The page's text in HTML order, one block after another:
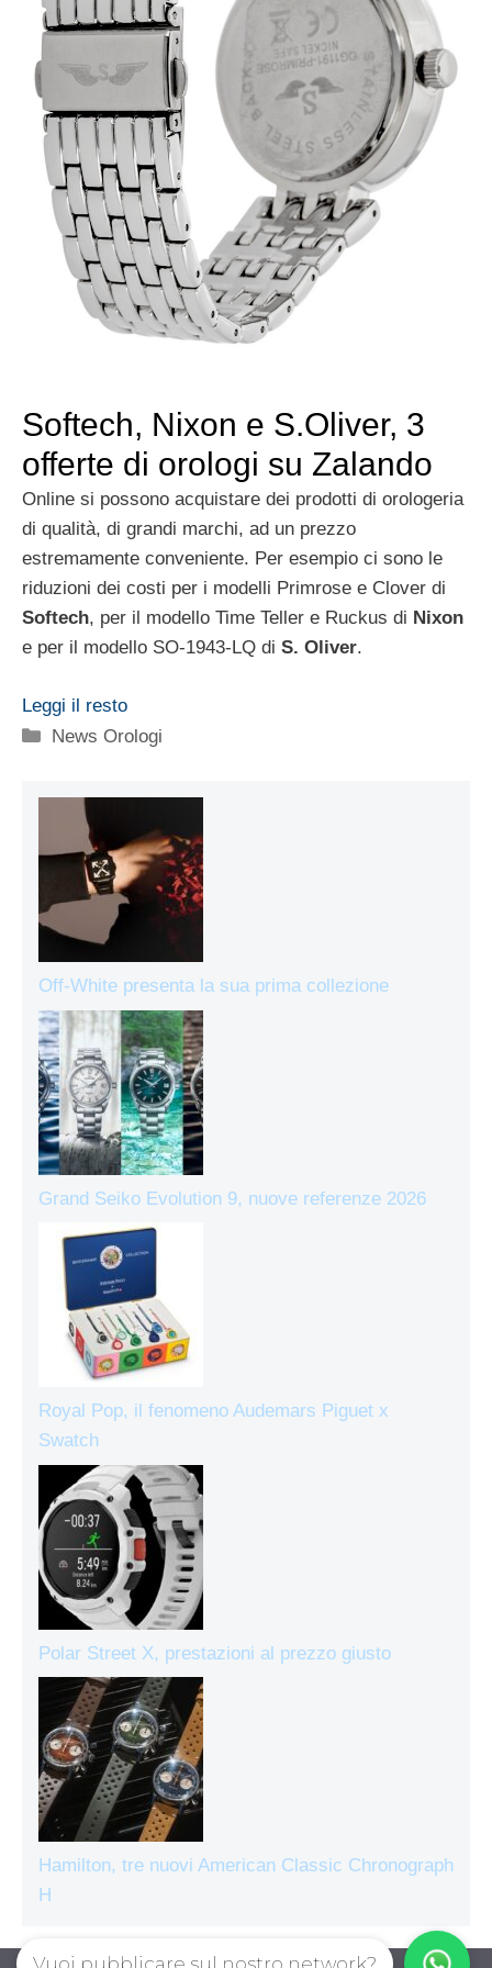
Softech, Nixon e S.Oliver, 3
offerte di orologi su Zalando
Online si possono acquistare dei prodotti di orologeria
di qualità, di grandi marchi, ad un prezzo
estremamente conveniente. Per esempio ci sono le
riduzioni dei costi per i modelli Primrose e Clover di
Softech, per il modello Time Teller e Ruckus di Nixon
e per il modello SO-1943-LQ di S. Oliver.
Leggi il resto
Categorie
News Orologi
Off-White presenta la sua prima collezione
Grand Seiko Evolution 9, nuove referenze 2026
Royal Pop, il fenomeno Audemars Piguet x
Swatch
Polar Street X, prestazioni al prezzo giusto
Hamilton, tre nuovi American Classic Chronograph
H
Vuoi pubblicare sul nostro network?